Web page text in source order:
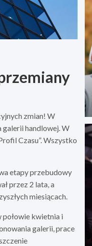
zmian! W
galerii handlowej. W
Czasu”. Wszystko
etapy przebudowy
przez 2 lata, a
miesiącach.
połowie kwietnia i
galerii, prace